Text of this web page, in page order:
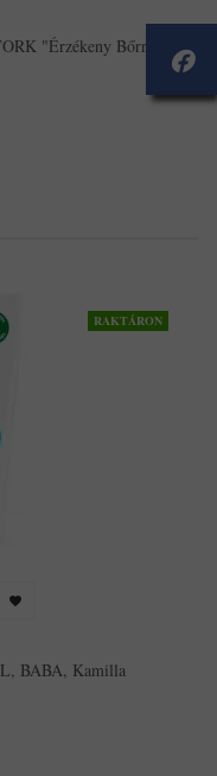
"Érzékeny Bőrre",
RAKTÁRON
BABA, Kamilla